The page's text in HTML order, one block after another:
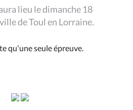
lieu le dimanche 18
de Toul en Lorraine.
qu'une seule épreuve.